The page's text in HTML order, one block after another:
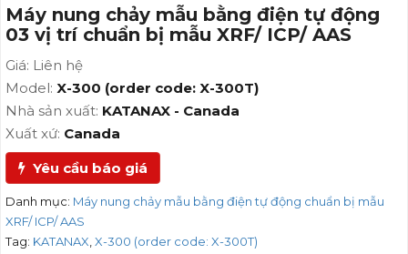
Máy nung chảy mẫu bằng điện tự động
03 vị trí chuẩn bị mẫu XRF/ ICP/ AAS
Giá: Liên hệ
Model: X-300 (order code: X-300T)
Nhà sản xuất: KATANAX - Canada
Xuất xứ: Canada
Yêu cầu báo giá
Danh mục: Máy nung chảy mẫu bằng điện tự động chuẩn bị mẫu
XRF/ ICP/ AAS
Tag: KATANAX,X-300 (order code: X-300T)